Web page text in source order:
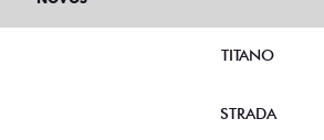
TITANO
STRADA